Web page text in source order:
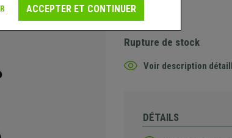
Rupture de stock
Rupture de stock
Voir description
DÉTAILS
ACCEPTER ET CONTINUER